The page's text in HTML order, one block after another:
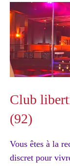
Club
(92)
Vous êtes à la
discret pour